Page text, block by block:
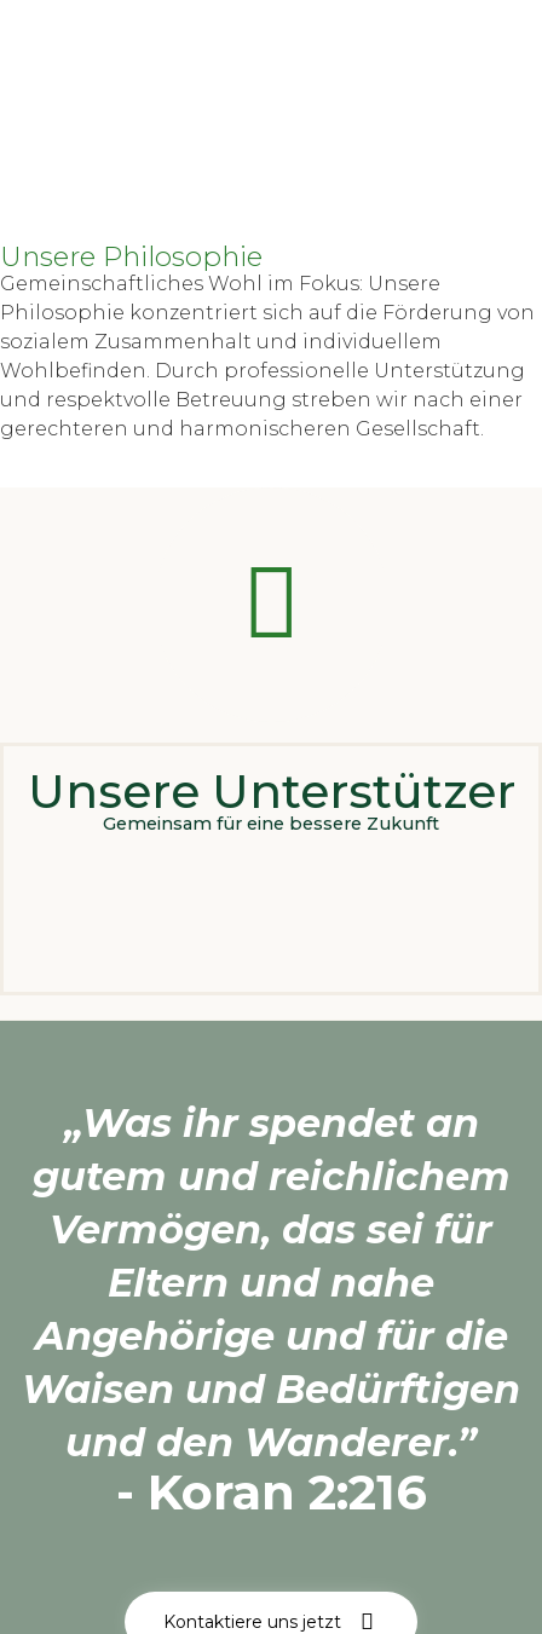
Unsere Philosophie
Gemeinschaftliches Wohl im Fokus: Unsere
Philosophie konzentriert sich auf die Förderung von
sozialem Zusammenhalt und individuellem
Wohlbefinden. Durch professionelle Unterstützung
und respektvolle Betreuung streben wir nach einer
gerechteren und harmonischeren Gesellschaft.
Unsere Unterstützer
Gemeinsam für eine bessere Zukunft
„Was ihr spendet an
gutem und reichlichem
Vermögen, das sei für
Eltern und nahe
Angehörige und für die
Waisen und Bedürftigen
und den Wanderer.”
- Koran 2:216
Kontaktiere uns jetzt